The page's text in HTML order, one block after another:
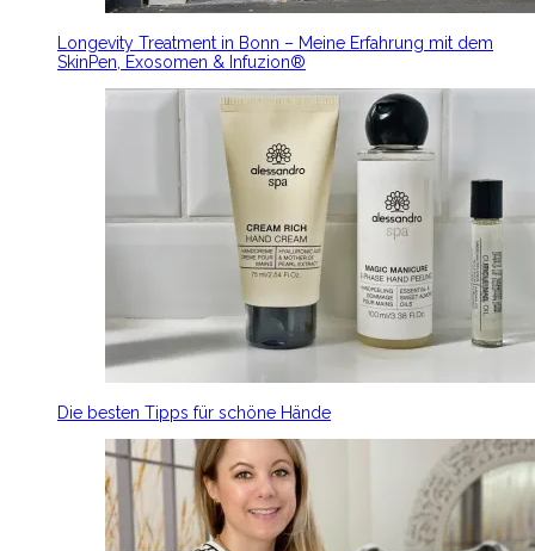
Longevity Treatment in Bonn – Meine Erfahrung mit dem
SkinPen, Exosomen & Infuzion®
Die besten Tipps für schöne Hände